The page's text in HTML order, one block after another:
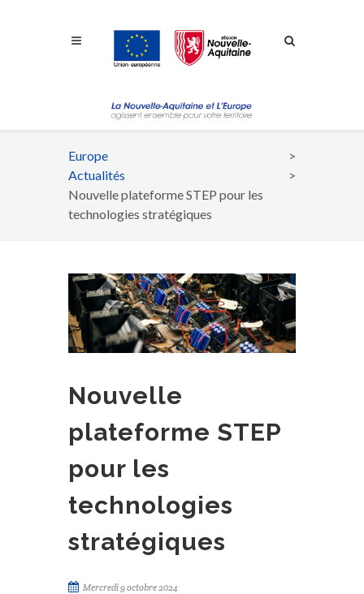
Fil
d'Ariane
Europe
Actualités
Nouvelle plateforme STEP pour les
technologies stratégiques
Nouvelle
plateforme STEP
pour les
technologies
stratégiques
Mercredi 9 octobre 2024